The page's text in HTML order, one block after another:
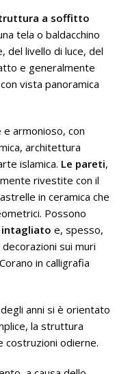
a soffitto
tela o baldacchino
del livello di luce, del
e generalmente
vista panoramica
armonioso, con
architettura
islamica. Le pareti,
rivestite con il
in ceramica che
Possono
intagliato e, spesso,
sui muri
in calligrafia
anni si è orientato
la struttura
costruzioni odierne.